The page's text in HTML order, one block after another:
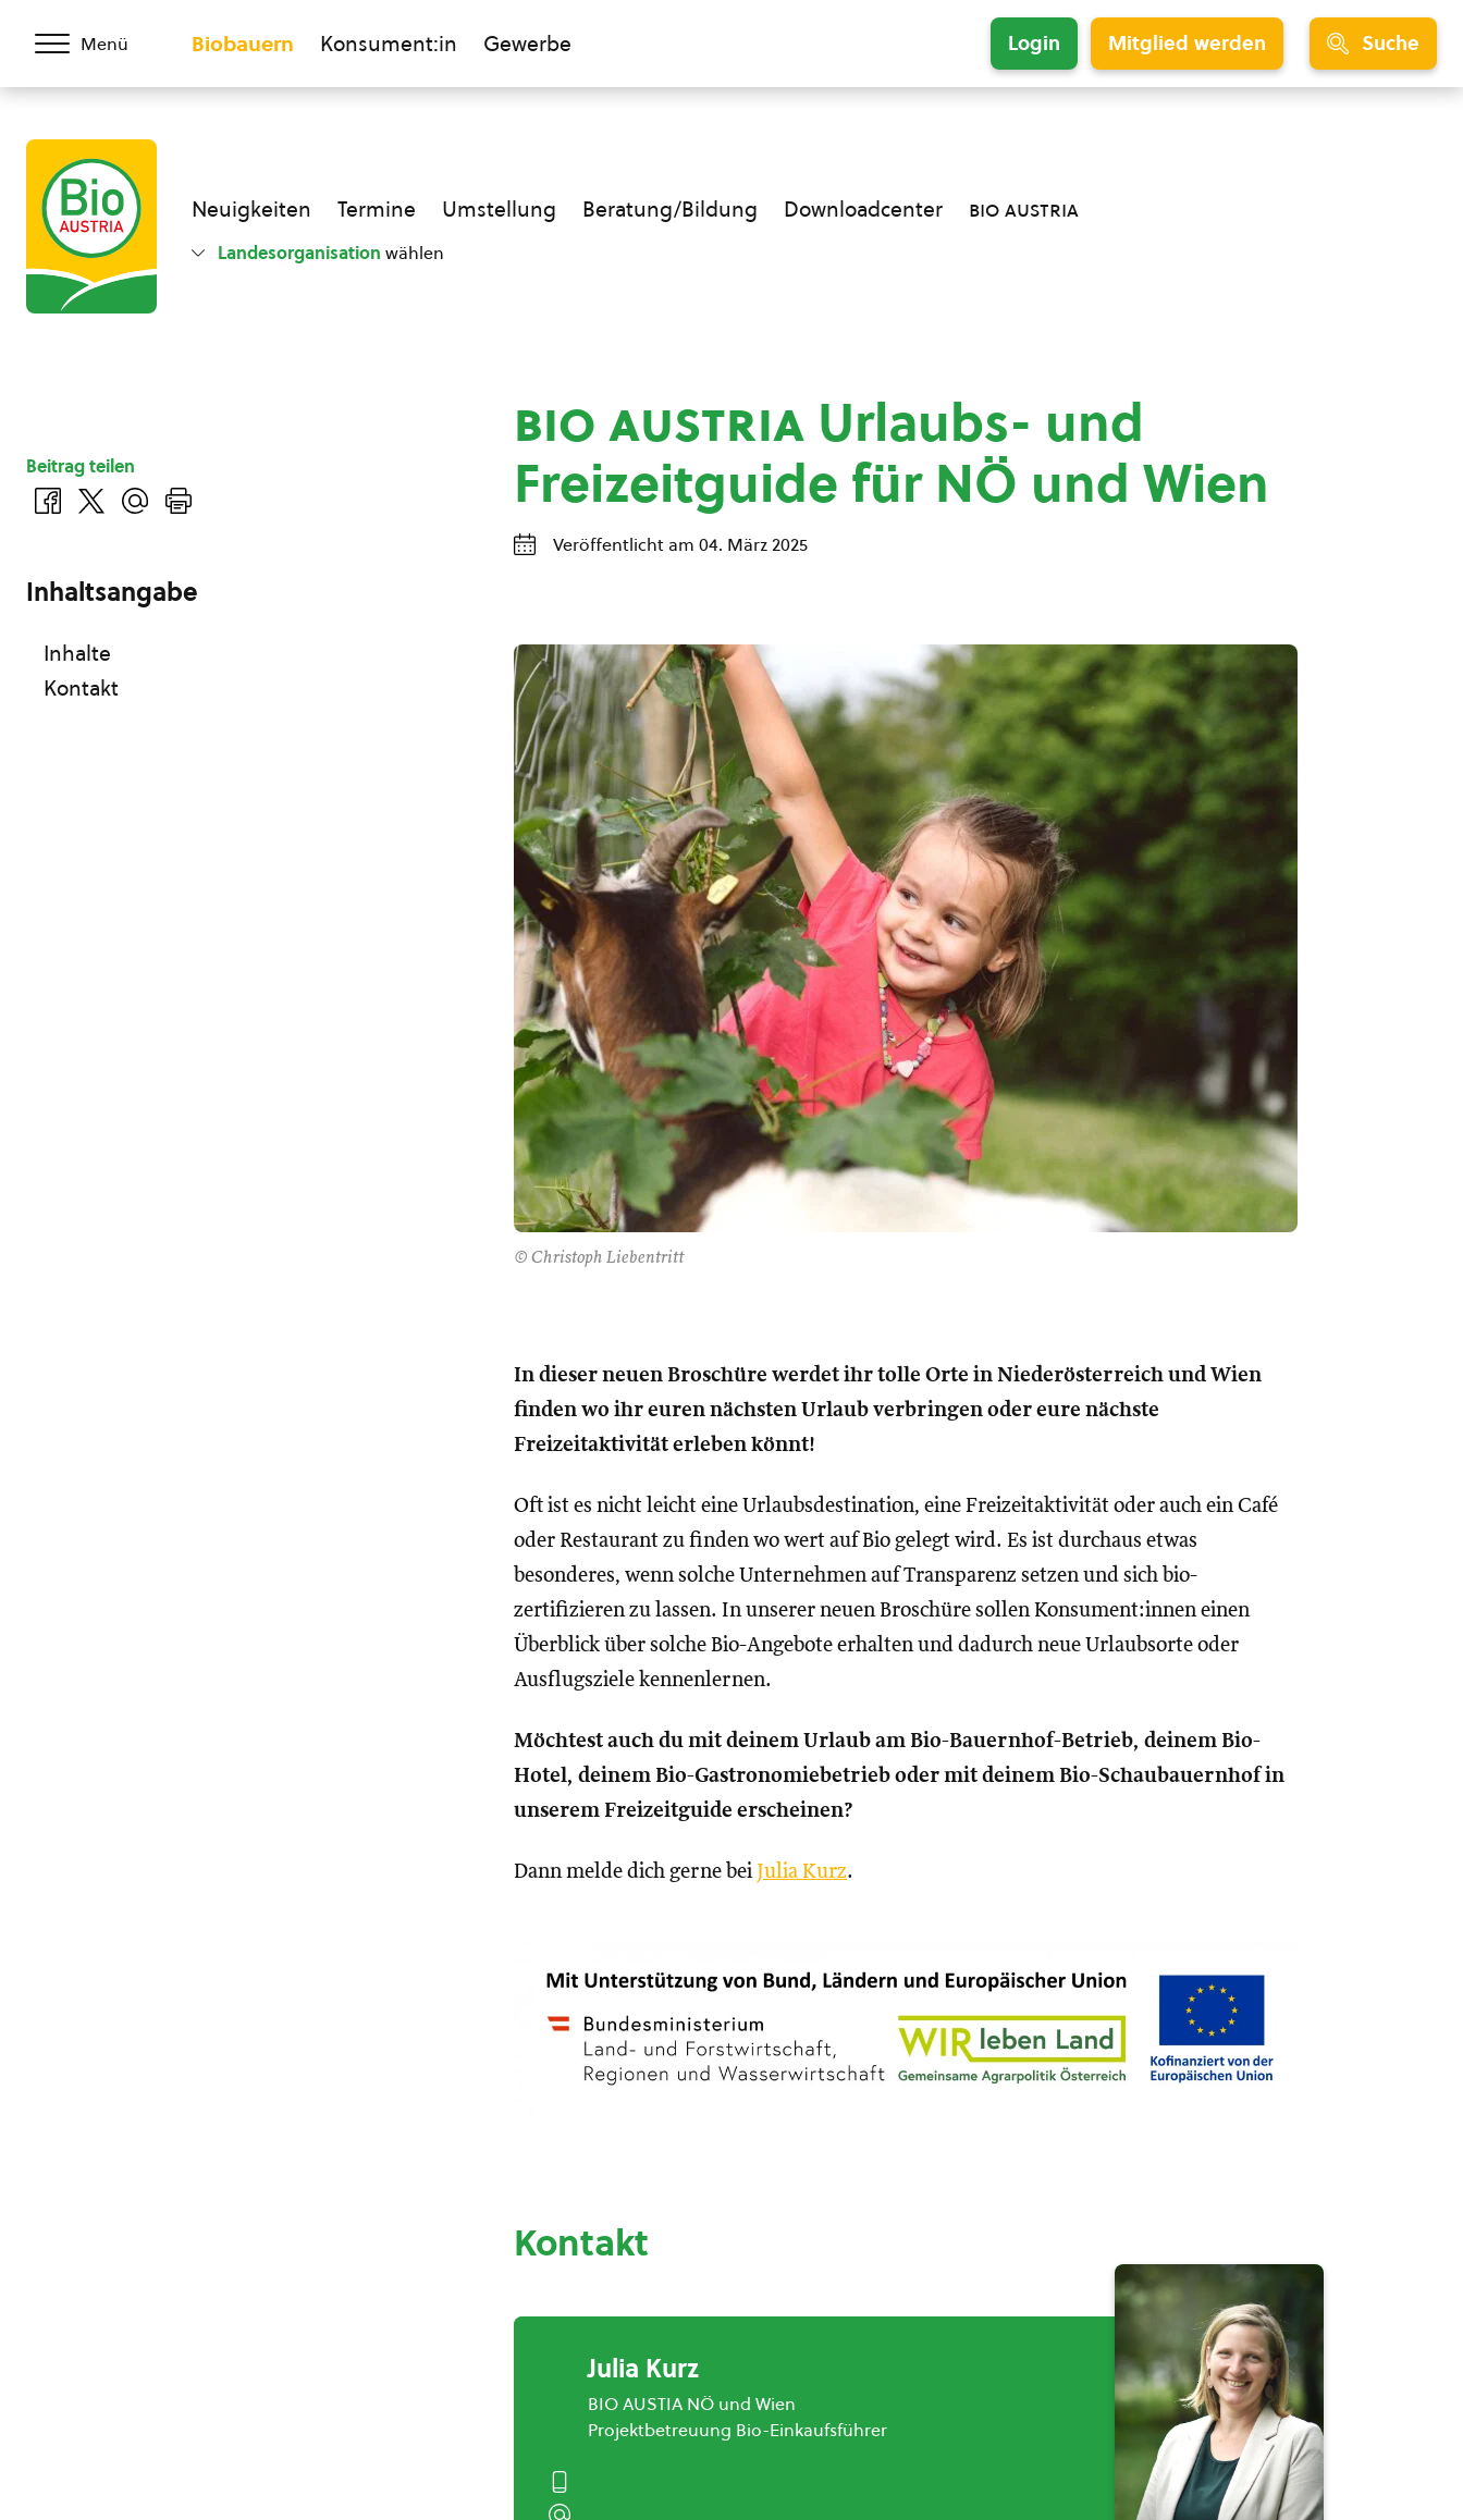
Menü Biobauern Konsument:in Gewerbe Login Mitglied werden Suche
Neuigkeiten Termine Umstellung Beratung/Bildung Downloadcenter bio austria
Landesorganisation wählen
bio austria Urlaubs- und
Freizeitguide für NÖ und Wien
Veröffentlicht am 04. März 2025
© Christoph Liebentritt
In dieser neuen Broschüre werdet ihr tolle Orte in Niederösterreich und Wien
finden wo ihr euren nächsten Urlaub verbringen oder eure nächste
Freizeitaktivität erleben könnt!
Oft ist es nicht leicht eine Urlaubsdestination, eine Freizeitaktivität oder auch ein Café
oder Restaurant zu finden wo wert auf Bio gelegt wird. Es ist durchaus etwas
besonderes, wenn solche Unternehmen auf Transparenz setzen und sich bio-
zertifizieren zu lassen. In unserer neuen Broschüre sollen Konsument:innen einen
Überblick über solche Bio-Angebote erhalten und dadurch neue Urlaubsorte oder
Ausflugsziele kennenlernen.
Möchtest auch du mit deinem Urlaub am Bio-Bauernhof-Betrieb, deinem Bio-
Hotel, deinem Bio-Gastronomiebetrieb oder mit deinem Bio-Schaubauernhof in
unserem Freizeitguide erscheinen?
Dann melde dich gerne bei Julia Kurz.
Kontakt
Julia Kurz
BIO AUSTIA NÖ und Wien
Projektbetreuung Bio-Einkaufsführer
Beitrag teilen
Inhaltsangabe
Inhalte
Kontakt